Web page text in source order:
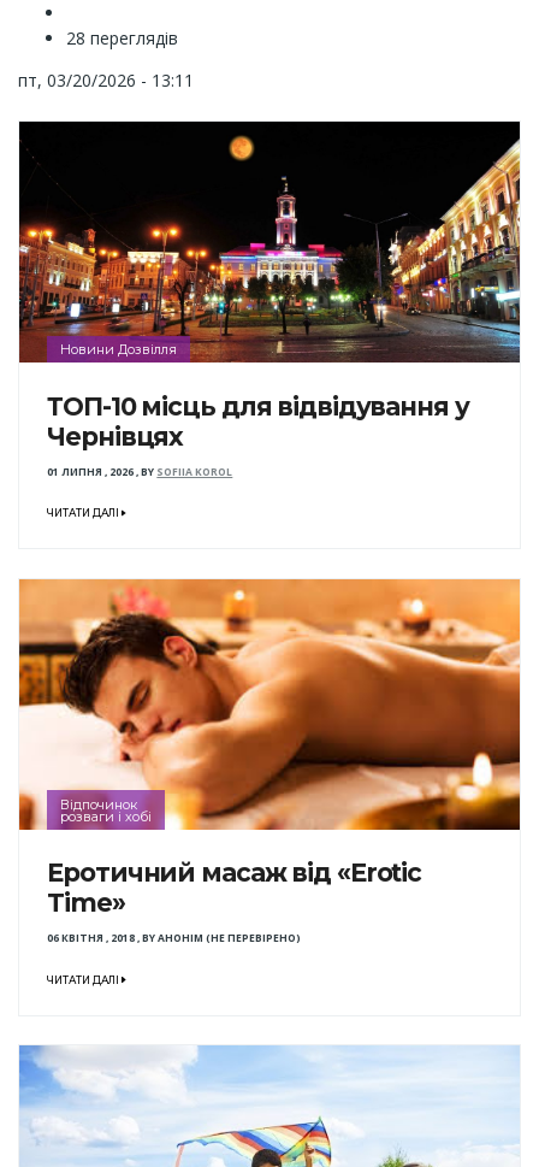
28 переглядів
пт, 03/20/2026 - 13:11
Новини Дозвілля
ТОП-10 місць для відвідування у
Чернівцях
01 ЛИПНЯ , 2026,BY SOFIIA KOROL
ЧИТАТИ ДАЛІ
Відпочинок
розваги і хобі
Еротичний масаж від «Erotic
Time»
06 КВІТНЯ , 2018,BYАНОНІМ (НЕ ПЕРЕВІРЕНО)
ЧИТАТИ ДАЛІ